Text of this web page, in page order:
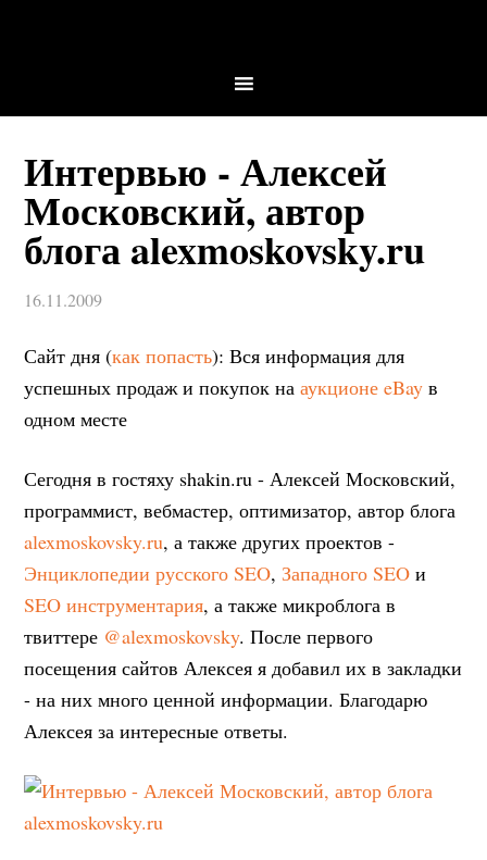
Интервью - Алексей
Московский, автор
блога alexmoskovsky.ru
16.11.2009
Сайт дня (как попасть): Вся информация для
успешных продаж и покупок нааукционе eBay в
одном месте
Сегодня в гостяху shakin.ru - Алексей Московский,
программист, вебмастер, оптимизатор, автор блога
alexmoskovsky.ru, а также других проектов -
Энциклопедии русского SEO, Западного SEO и
SEO инструментария, а также микроблога в
твиттере @alexmoskovsky. После первого
посещения сайтов Алексея я добавил их в закладки
- на них много ценной информации. Благодарю
Алексея за интересные ответы.